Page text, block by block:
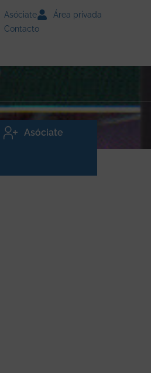
Asóciate
Área privada
Contacto
Asóciate